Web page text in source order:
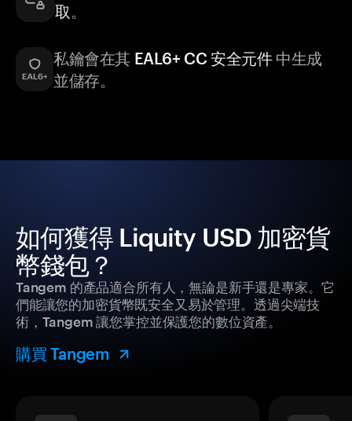
取 。
私鑰會在其 EAL6+ CC 安全元件中生成
並儲存。
如何獲得 Liquity USD 加密貨
幣錢包？
Tangem 的產品適合所有人，無論是新手還是專家。它
們能讓您的加密貨幣既安全又易於管理。透過尖端技
術，Tangem 讓您掌控並保護您的數位資產。
購買 Tangem